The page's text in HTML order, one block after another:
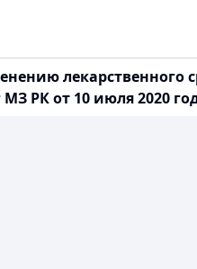
лекарственного
РК от 10 июля 2020